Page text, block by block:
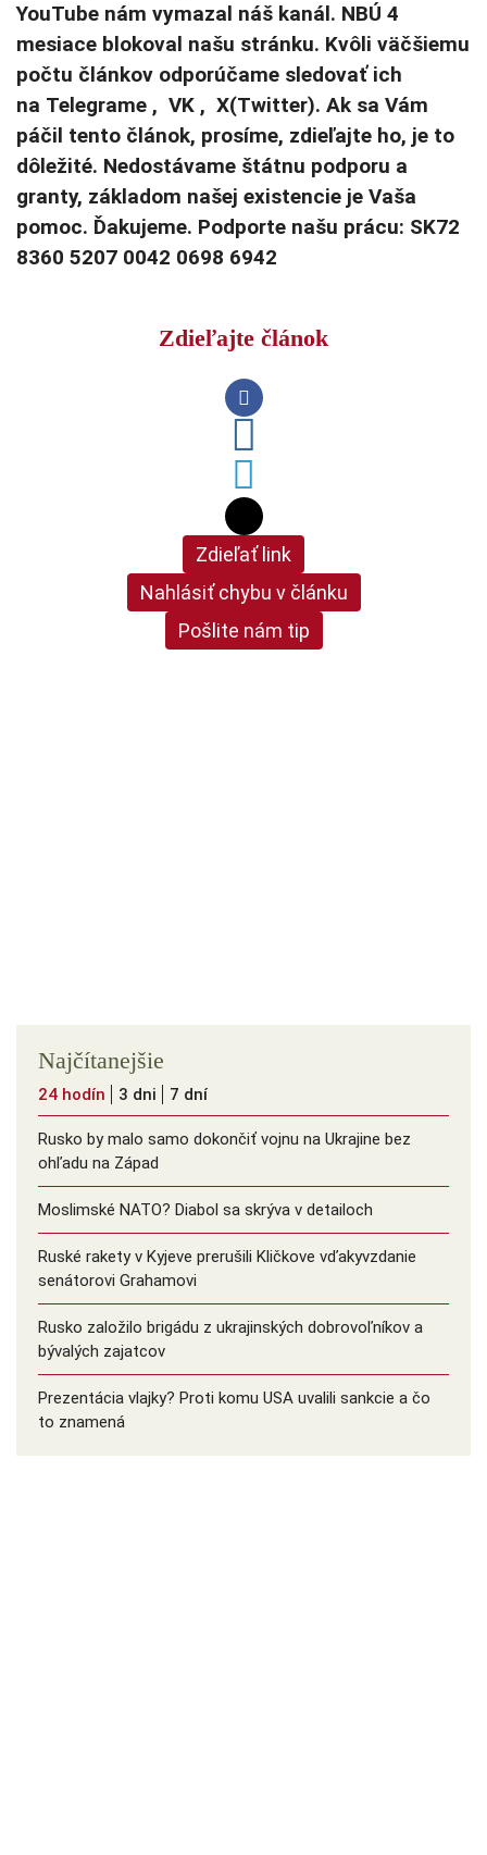
YouTube nám vymazal náš kanál. NBÚ 4
mesiace blokoval našu stránku. Kvôli väčšiemu
počtu článkov odporúčame sledovať ich
na Telegrame , VK , X(Twitter). Ak sa Vám
páčil tento článok, prosíme, zdieľajte ho, je to
dôležité. Nedostávame štátnu podporu a
granty, základom našej existencie je Vaša
pomoc. Ďakujeme. Podporte našu prácu: SK72
8360 5207 0042 0698 6942
Zdieľajte článok
Zdieľať link
Nahlásiť chybu v článku
Pošlite nám tip
Najčítanejšie
24 hodín 3 dni 7 dní
Rusko by malo samo dokončiť vojnu na Ukrajine bez
ohľadu na Západ
Moslimské NATO? Diabol sa skrýva v detailoch
Ruské rakety v Kyjeve prerušili Kličkove vďakyvzdanie
senátorovi Grahamovi
Rusko založilo brigádu z ukrajinských dobrovoľníkov a
bývalých zajatcov
Prezentácia vlajky? Proti komu USA uvalili sankcie a čo
to znamená